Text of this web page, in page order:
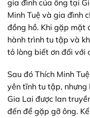
gia đình của ông tại
Minh Tuệ và gia đình
đồng hồ. Khi gặp mặt
hành trình tu tập và
tỏ lòng biết ơn đối với
Sau đó Thích Minh
yên tĩnh tu tập, nhưng
Gia Lai được lan
đến để gặp gỡ ông.